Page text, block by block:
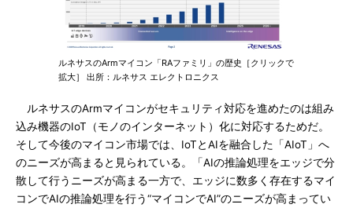
ルネサスのArmマイコン「RAファミリ」の歴史［クリックで
拡大］ 出所：ルネサス エレクトロニクス
ルネサスのArmマイコンがセキュリティ対応を進めたのは組み
込み機器のIoT（モノのインターネット）化に対応するためだ。
そして今後のマイコン市場では、IoTとAIを融合した「AIoT」へ
のニーズが高まると見られている。「AIの推論処理をエッジで分
散して行うニーズが高まる一方で、エッジに数多く存在するマイ
コンでAIの推論処理を行う“マイコンでAI”のニーズが高まってい